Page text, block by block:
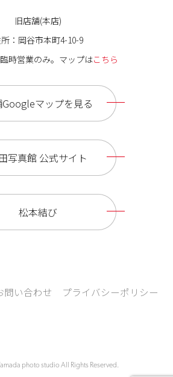
旧店舗(本店)
：岡谷市本町4-10-9
時営業のみ。マップはこちら
マップを見る
写真館 公式サイト
松本結び
問い合わせ プライバシーポリシー
photo studio All Rights Reserved.